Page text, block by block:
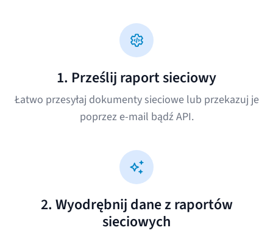
1. Prześlij raport sieciowy
Łatwo przesyłaj dokumenty sieciowe lub przekazuj je
poprzez e-mail bądź API.
2. Wyodrębnij dane z raportów
sieciowych